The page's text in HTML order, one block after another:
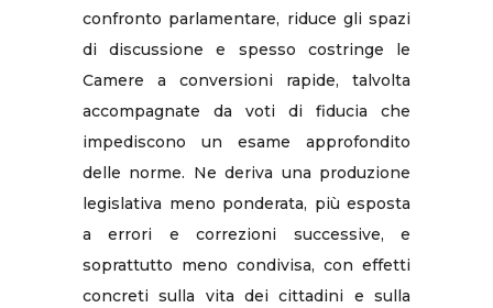
confronto parlamentare, riduce gli spazi
di discussione e spesso costringe le
Camere a conversioni rapide, talvolta
accompagnate da voti di fiducia che
impediscono un esame approfondito
delle norme. Ne deriva una produzione
legislativa meno ponderata, più esposta
a errori e correzioni successive, e
soprattutto meno condivisa, con effetti
concreti sulla vita dei cittadini e sulla